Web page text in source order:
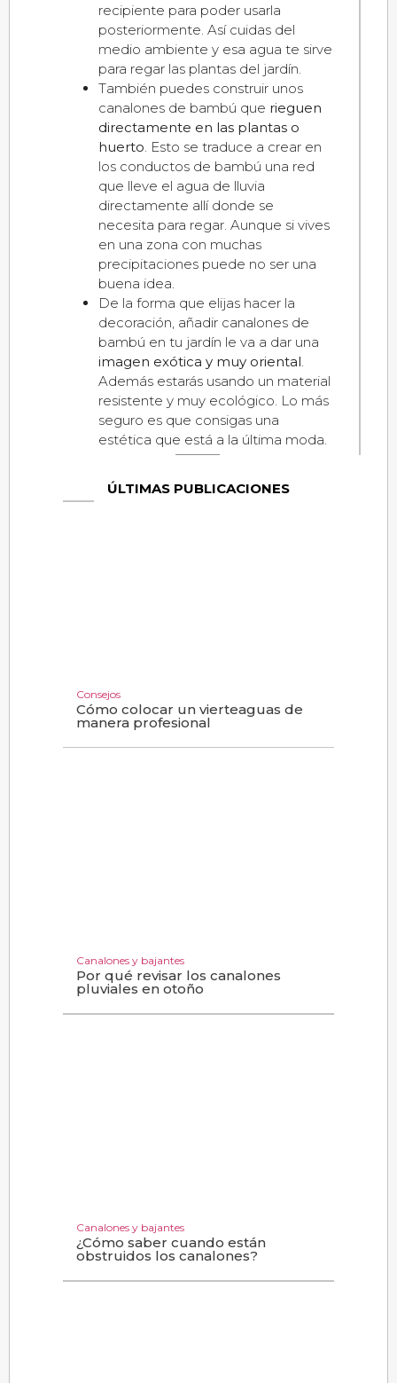
recipiente para poder usarla
posteriormente. Así cuidas del
medio ambiente y esa agua te sirve
para regar las plantas del jardín.
También puedes construir unos
canalones de bambú que rieguen
directamente en las plantas o
huerto . Esto se traduce a crear en
los conductos de bambú una red
que lleve el agua de lluvia
directamente allí donde se
necesita para regar. Aunque si vives
en una zona con muchas
precipitaciones puede no ser una
buena idea.
De la forma que elijas hacer la
decoración, añadir canalones de
bambú en tu jardín le va a dar una
imagen exótica y muy oriental
Además estarás usando un material
resistente y muy ecológico. Lo más
seguro es que consigas una
estética que está a la última moda.
ÚLTIMAS PUBLICACIONES
Consejos
Cómo colocar un vierteaguas de
manera profesional
Canalones y bajantes
Por qué revisar los canalones
pluviales en otoño
Canalones y bajantes
¿Cómo saber cuando están
obstruidos los canalones?